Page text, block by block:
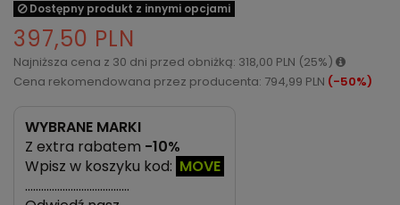
Dostępny produkt z innymi opcjami
397,50 PLN
Najniższa cena z 30 dni przed obniżką: 318,00 PLN (25%)
Cena rekomendowana przez producenta: 794,99 PLN (-50%)
WYBRANE MARKI
Z extra rabatem -10%
Wpisz w koszyku kod: MOVE
…………………………………